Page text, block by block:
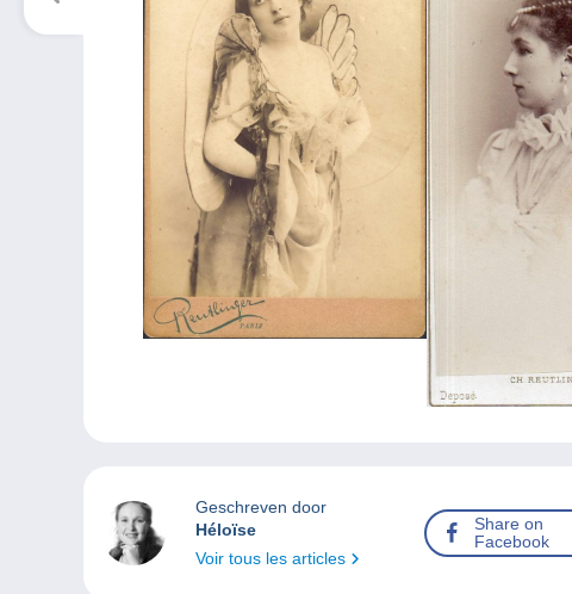
Geschreven door
Héloïse
Voir tous les articles
Share on
Facebook